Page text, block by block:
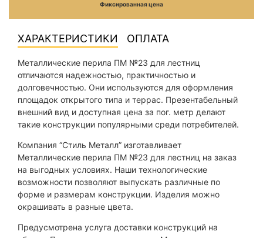
Фиксированная цена
ХАРАКТЕРИСТИКИ ОПЛАТА
Металлические перила ПМ №23 для лестниц
отличаются надежностью, практичностью и
долговечностью. Они используются для оформления
площадок открытого типа и террас. Презентабельный
внешний вид и доступная цена за пог. метр делают
такие конструкции популярными среди потребителей.
Компания “Стиль Металл” изготавливает
Металлические перила ПМ №23 для лестниц на заказ
на выгодных условиях. Наши технологические
возможности позволяют выпускать различные по
форме и размерам конструкции. Изделия можно
окрашивать в разные цвета.
Предусмотрена услуга доставки конструкций на